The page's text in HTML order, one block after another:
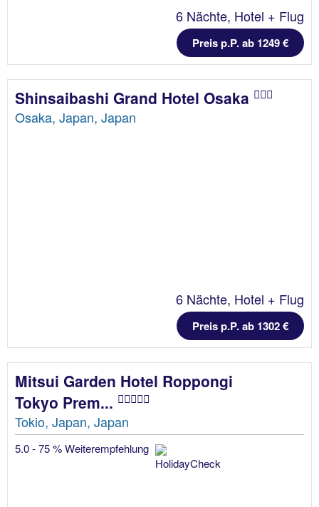
6 Nächte, Hotel + Flug
Preis p.P. ab 1249 €
Shinsaibashi Grand Hotel Osaka
Osaka, Japan, Japan
6 Nächte, Hotel + Flug
Preis p.P. ab 1302 €
Mitsui Garden Hotel Roppongi
Tokyo Prem...
Tokio, Japan, Japan
5.0 - 75 % Weiterempfehlung